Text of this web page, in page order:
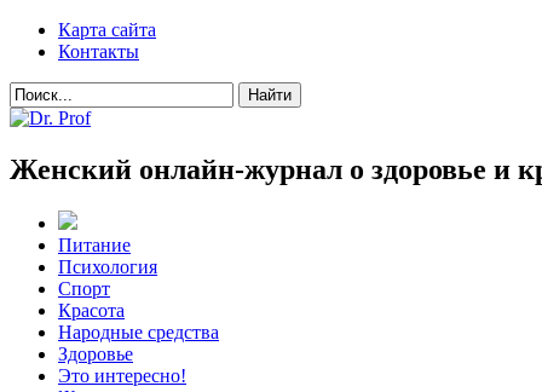
Карта сайта
Контакты
Женский онлайн-журнал о здоровье и
Питание
Психология
Спорт
Красота
Народные средства
Здоровье
Это интересно!